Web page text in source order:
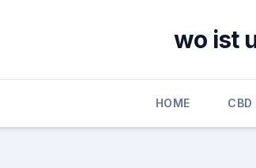
wo ist
HOME CBD